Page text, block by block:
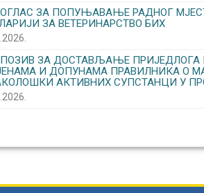
ЗА ПОПУЊАВАЊЕ РАДНОГ
ЗА ВЕТЕРИНАРСТВО БИХ
ЗА ДОСТАВЉАЊЕ ПРИЈЕДЛОГА
И ДОПУНАМА ПРАВИЛНИКА О
АКТИВНИХ СУПСТАНЦИ У